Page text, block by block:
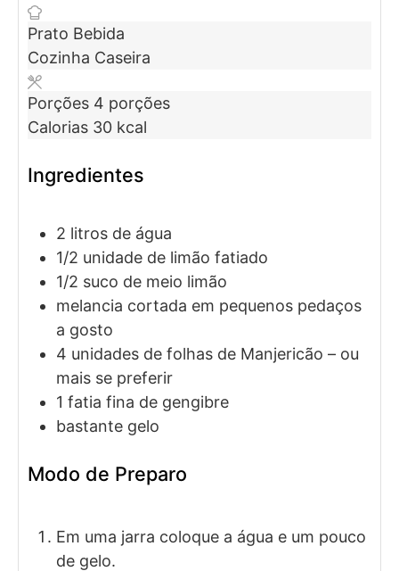
Prato Bebida
Cozinha Caseira
Porções 4 porções
Calorias 30 kcal
Ingredientes
2 litros de água
1/2 unidade de limão fatiado
1/2 suco de meio limão
melancia cortada em pequenos pedaços
a gosto
4 unidades de folhas de Manjericão – ou
mais se preferir
1 fatia fina de gengibre
bastante gelo
Modo de Preparo
Em uma jarra coloque a água e um pouco
de gelo.